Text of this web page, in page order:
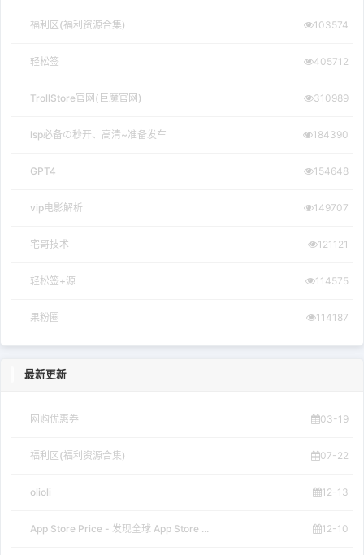
福利区(福利资源合集) 103574
轻松签 405712
TrollStore官网(巨魔官网) 310989
lsp必备の秒开、高清~准备发车 184390
GPT4 154648
vip电影解析 149707
宅哥技术 121121
轻松签+源 114575
果粉圈 114187
最新更新
网购优惠券 03-19
福利区(福利资源合集) 07-22
olioli 12-13
App Store Price - 发现全球 App Store ... 12-10